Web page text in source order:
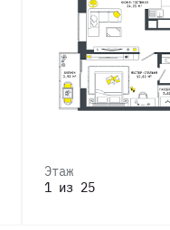
Этаж
1 из 25